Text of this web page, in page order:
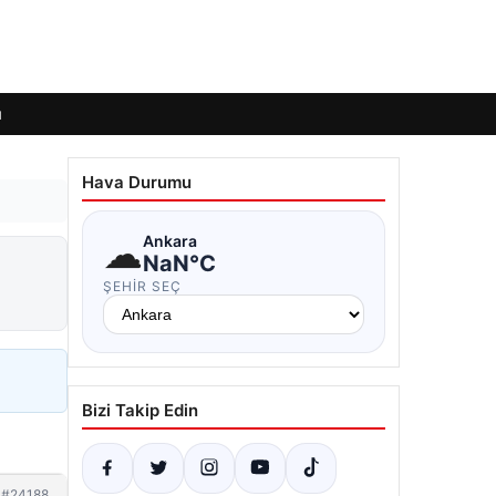
Hava Durumu
☁Ankara
NaN°C
ŞEHIR SEÇ
Bizi Takip Edin